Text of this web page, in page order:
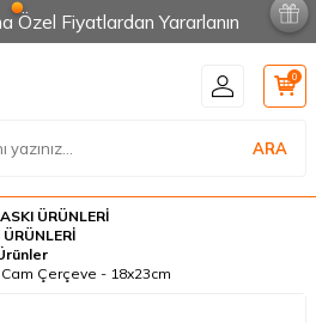
Özel Fiyatlardan Yararlanın
ARA
0
ÜRÜNLERİ
Çerçeve - 18x23cm